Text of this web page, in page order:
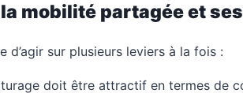
mobilité partagée et
d’agir sur plusieurs leviers à la fois :
doit être attractif en termes de